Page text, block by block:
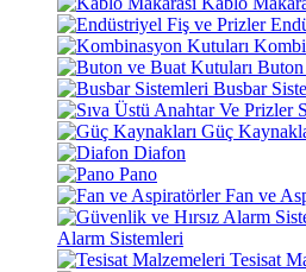
Buton
Busbar
Güç
Diafon
Pano
Fan ve
Alarm Sistemleri
Tesisat